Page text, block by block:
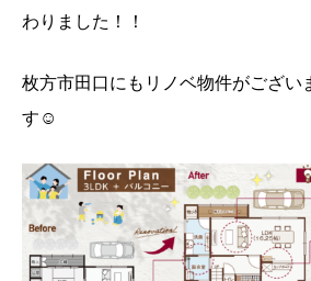
わりました！！
枚方市田口にもリノベ物件がござい
す☺